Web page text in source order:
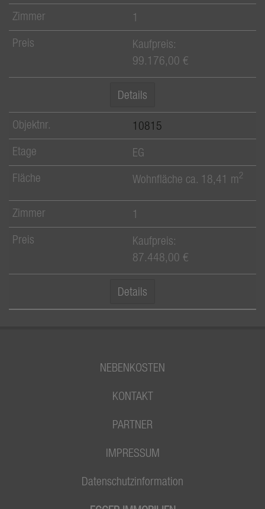
1
Kaufpreis:
99.176,00 €
Details
10815
EG
Wohnfläche ca. 18,41 m2
1
Kaufpreis:
87.448,00 €
Details
NEBENKOSTEN
KONTAKT
PARTNER
IMPRESSUM
Datenschutzinformation